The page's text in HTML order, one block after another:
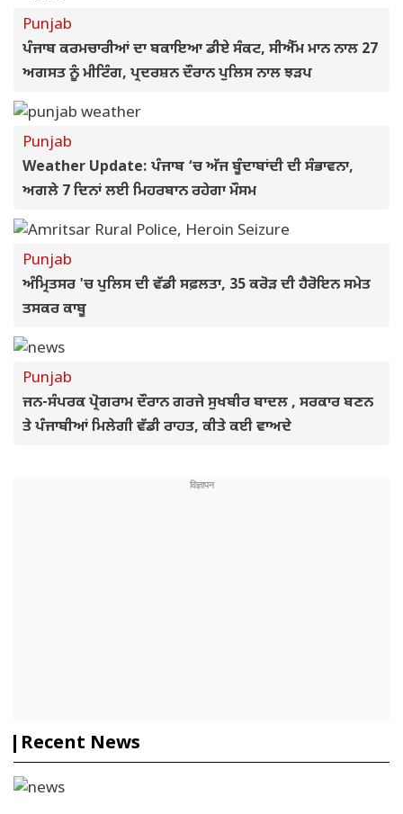
Punjab
ਪੰਜਾਬ ਕਰਮਚਾਰੀਆਂ ਦਾ ਬਕਾਇਆ ਡੀਏ ਸੰਕਟ, ਸੀਐੱਮ ਮਾਨ ਨਾਲ 27
ਅਗਸਤ ਨੂੰ ਮੀਟਿੰਗ, ਪ੍ਰਦਰਸ਼ਨ ਦੌਰਾਨ ਪੁਲਿਸ ਨਾਲ ਝੜਪ
Punjab
Weather Update: ਪੰਜਾਬ ‘ਚ ਅੱਜ ਬੂੰਦਾਬਾਂਦੀ ਦੀ ਸੰਭਾਵਨਾ,
ਅਗਲੇ 7 ਦਿਨਾਂ ਲਈ ਮਿਹਰਬਾਨ ਰਹੇਗਾ ਮੌਸਮ
Punjab
ਅੰਮ੍ਰਿਤਸਰ 'ਚ ਪੁਲਿਸ ਦੀ ਵੱਡੀ ਸਫ਼ਲਤਾ, 35 ਕਰੋੜ ਦੀ ਹੈਰੋਇਨ ਸਮੇਤ
ਤਸਕਰ ਕਾਬੂ
Punjab
ਜਨ-ਸੰਪਰਕ ਪ੍ਰੋਗਰਾਮ ਦੌਰਾਨ ਗਰਜੇ ਸੁਖਬੀਰ ਬਾਦਲ , ਸਰਕਾਰ ਬਣਨ
ਤੇ ਪੰਜਾਬੀਆਂ ਮਿਲੇਗੀ ਵੱਡੀ ਰਾਹਤ, ਕੀਤੇ ਕਈ ਵਾਅਦੇ
Recent News